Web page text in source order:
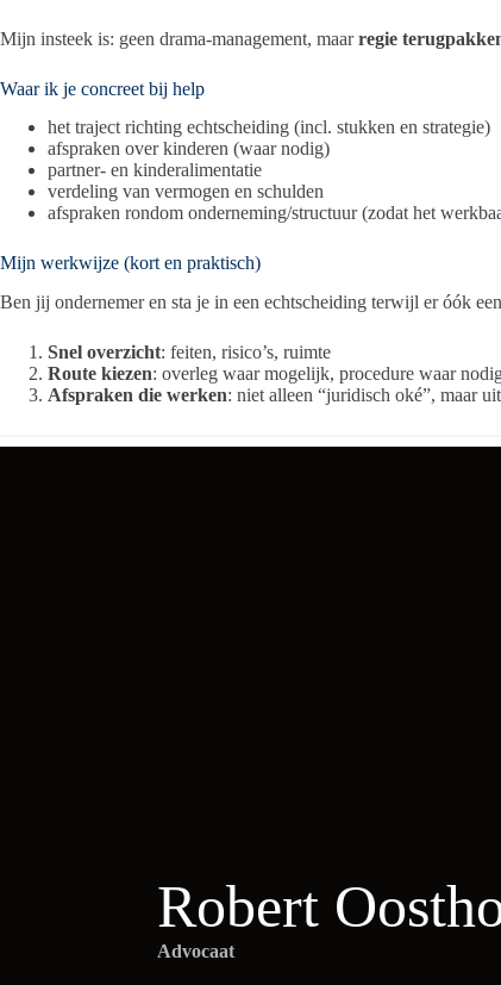
Mijn insteek is: geen drama-management, maarregie
Waar ik je concreet bij help
het traject richting echtscheiding (incl. stukken en strategie)
afspraken over kinderen (waar nodig)
partner- en kinderalimentatie
verdeling van vermogen en schulden
afspraken rondom onderneming/structuur (zodat het
Mijn werkwijze (kort en praktisch)
Ben jij ondernemer en sta je in een echtscheiding terwijl er óók
Snel overzicht: feiten, risico’s, ruimte
Route kiezen: overleg waar mogelijk, procedure waar
Afspraken die werken: niet alleen “juridisch oké”, maar
Robert
Advocaat